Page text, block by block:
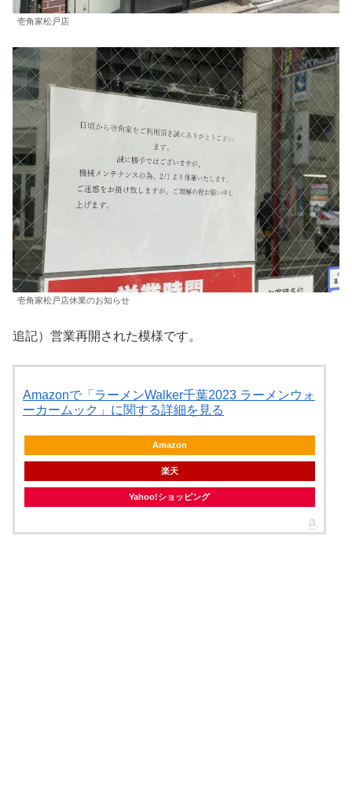
壱角家松戸店
壱角家松戸店休業のお知らせ
追記）営業再開された模様です。
Amazonで「ラーメンWalker千葉2023 ラーメンウォ
ーカームック」に関する詳細を見る
Amazon
楽天
Yahoo!ショッピング